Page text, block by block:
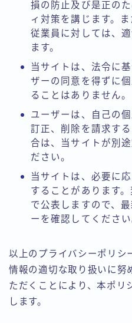
損の防止及び是正の
ィ対策を講じます。
従業員に対しては、
ます。
当サイトは、法令に
ザーの同意を得ずに
ることはありません。
ユーザーは、自己の
訂正、削除を請求す
合は、当サイトが別
ださい。
当サイトは、必要に
することがあります
で公表しますので、
ーを確認してください
以上のプライバシーポリシ
情報の適切な取り扱いに努
ただくことにより、本ポリ
します。